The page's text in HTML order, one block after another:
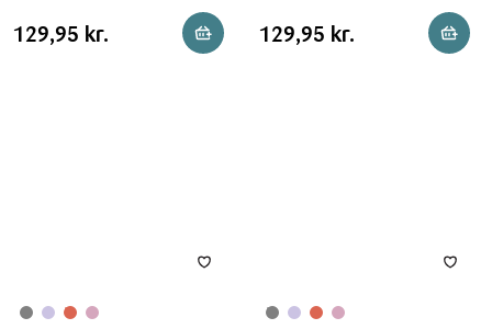
Knabstrup
Colorit
Pris
Pris 129,95 kr.
129,95 kr. Reservér i butik
Knabstrup
Colorit
Pris
Pris 129,95 kr.
129,95 kr.